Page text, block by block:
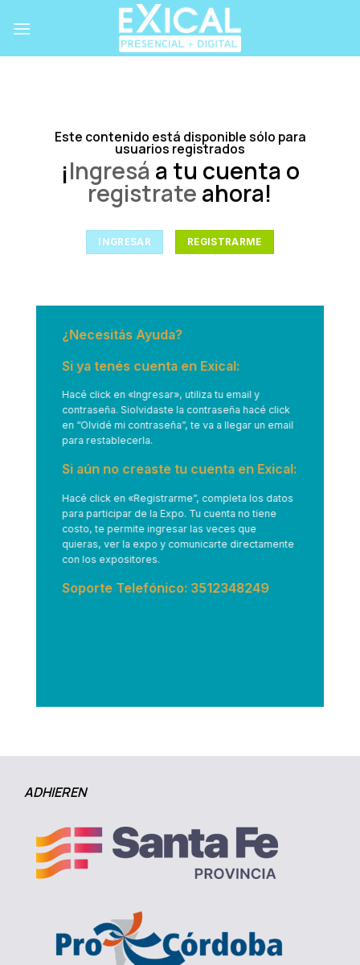
Este contenido está disponible sólo para
usuarios registrados
¡Ingresá a tu cuenta o
registrate ahora!
INGRESAR REGISTRARME
¿Necesitás Ayuda?
Si ya tenés cuenta en Exical:
Hacé click en «Ingresar», utiliza tu email y
contraseña. Siolvidaste la contraseña hacé click
en “Olvidé mi contraseña”, te va a llegar un email
para restablecerla.
Si aún no creaste tu cuenta en Exical:
Hacé click en «Registrarme”, completa los datos
para participar de la Expo. Tu cuenta no tiene
costo, te permite ingresar las veces que
quieras, ver la expo y comunicarte directamente
con los expositores.
Soporte Telefónico: 3512348249
ADHIEREN